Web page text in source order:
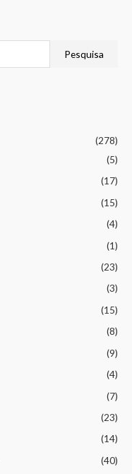
Pesquisa
(278)
(5)
(17)
(15)
(4)
(1)
(23)
(3)
(15)
(8)
(9)
(4)
(7)
(23)
(14)
(40)